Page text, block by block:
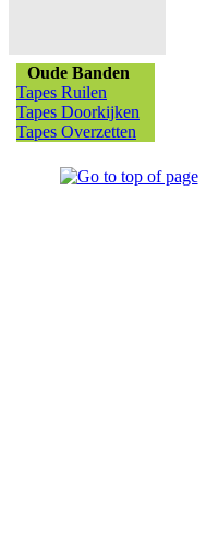
Oude Banden
Tapes Ruilen
Tapes Doorkijken
Tapes Overzetten